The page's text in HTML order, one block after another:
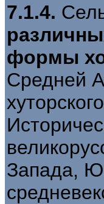
7.1.4.
формы
Средней
Запада,